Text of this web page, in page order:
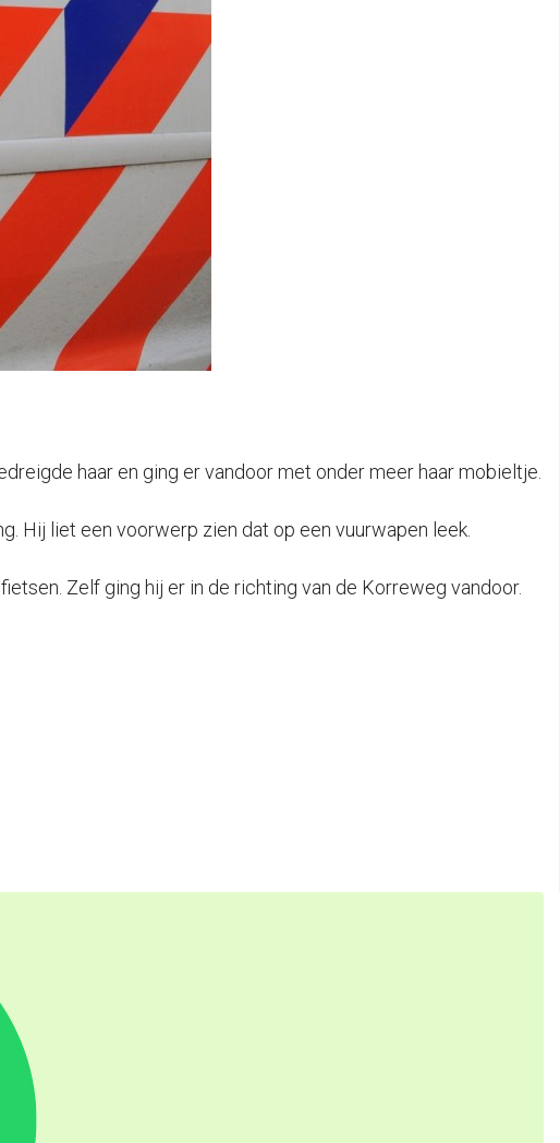
haar en ging er vandoor met onder meer haar mobieltje.
Hij liet een voorwerp zien dat op een vuurwapen leek.
Zelf ging hij er in de richting van de Korreweg vandoor.